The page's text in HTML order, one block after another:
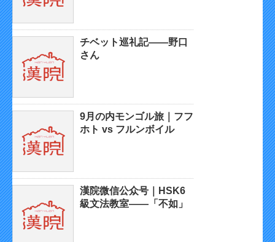
チベット巡礼記——野口
さん
9月の内モンゴル旅｜フフ
ホト vs フルンボイル
漢院微信公众号｜HSK6
級文法教室——「不如」